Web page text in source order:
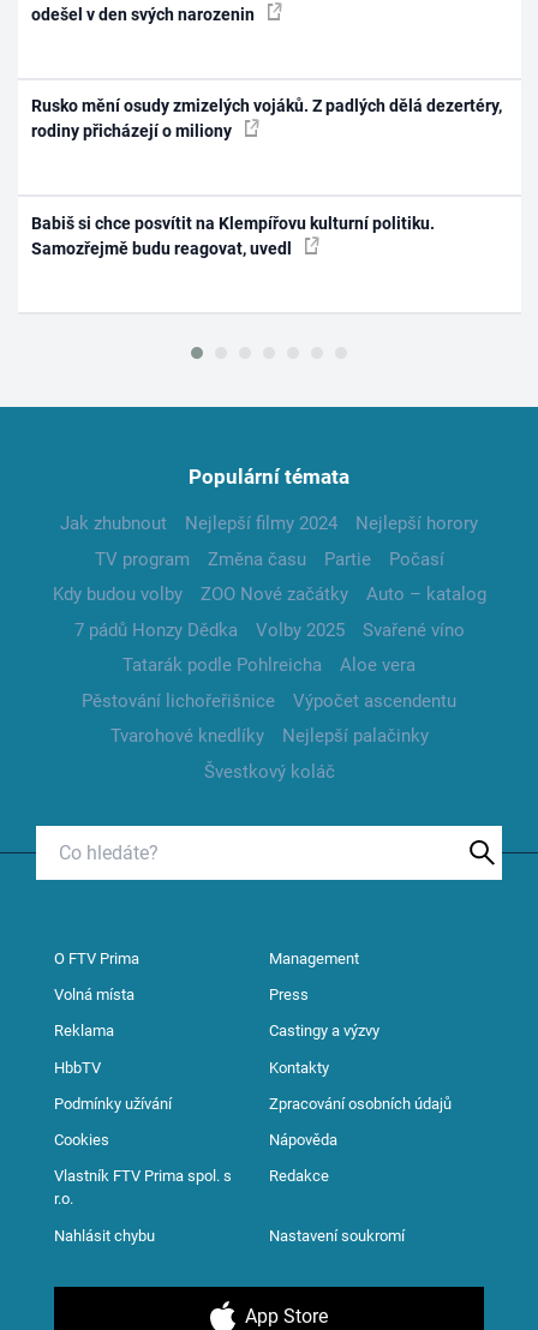
odešel v den svých narozenin
Rusko mění osudy zmizelých vojáků. Z padlých dělá dezertéry,
rodiny přicházejí o miliony
Babiš si chce posvítit na Klempířovu kulturní politiku.
Samozřejmě budu reagovat, uvedl
Populární témata
Jak zhubnout Nejlepší filmy 2024
Nejlepší horory
TV program
Změna času Partie
Počasí
Kdy budou volby
ZOO Nové začátky
Auto – katalog
7 pádů Honzy Dědka
Volby 2025
Svařené víno
Tatarák podle Pohlreicha
Aloe vera
Pěstování lichořeřišnice
Výpočet ascendentu
Tvarohové knedlíky
Nejlepší palačinky
Švestkový koláč
O FTV Prima Management
Volná místa Press
Reklama Castingy a výzvy
HbbTV Kontakty
Podmínky užívání Zpracování osobních údajů
Cookies Nápověda
Vlastník FTV Prima spol. s
r.o.
Redakce
Nahlásit chybu Nastavení soukromí
App Store